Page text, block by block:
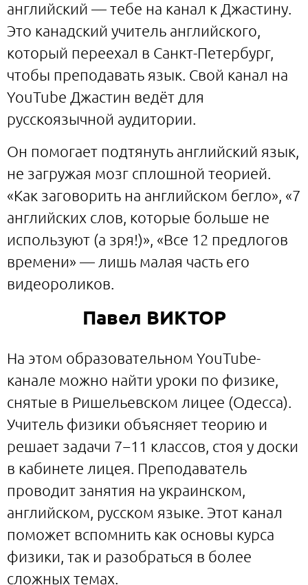
английский — тебе на канал к Джастину.
Это канадский учитель английского,
который переехал в Санкт-Петербург,
чтобы преподавать язык. Свой канал на
YouTube Джастин ведёт для
русскоязычной аудитории.
Он помогает подтянуть английский язык,
не загружая мозг сплошной теорией.
«Как заговорить на английском бегло», «7
английских слов, которые больше не
используют (а зря!)», «Все 12 предлогов
времени» — лишь малая часть его
видеороликов.
Павел ВИКТОР
На этом образовательном YouTube-
канале можно найти уроки по физике,
снятые в Ришельевском лицее (Одесса).
Учитель физики объясняет теорию и
решает задачи 7−11 классов, стоя у доски
в кабинете лицея. Преподаватель
проводит занятия на украинском,
английском, русском языке. Этот канал
поможет вспомнить как основы курса
физики, так и разобраться в более
сложных темах.